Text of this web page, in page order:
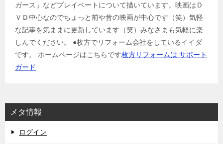
ガース」などプレイベートについて描いています。映画はＤ
ＶＤ中心なのでちょっと前や昔の映画が中心です（笑）気軽
な記事を気ままに更新しています（笑）みなさまも気軽に楽
しんでください。 ●枚方でリフォーム会社をしているイイダ
です。 ホームページはこちらです枚方リフォームは サポート
ガード
メタ情報
ログイン